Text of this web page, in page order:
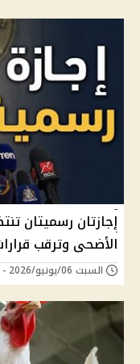
إجازتان رسميتان
الأضحى وترقب
السبت 06/يونيو/2026 - 02:00 م